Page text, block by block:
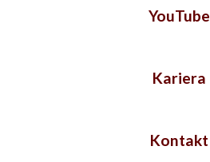
YouTube
Kariera
Kontakt